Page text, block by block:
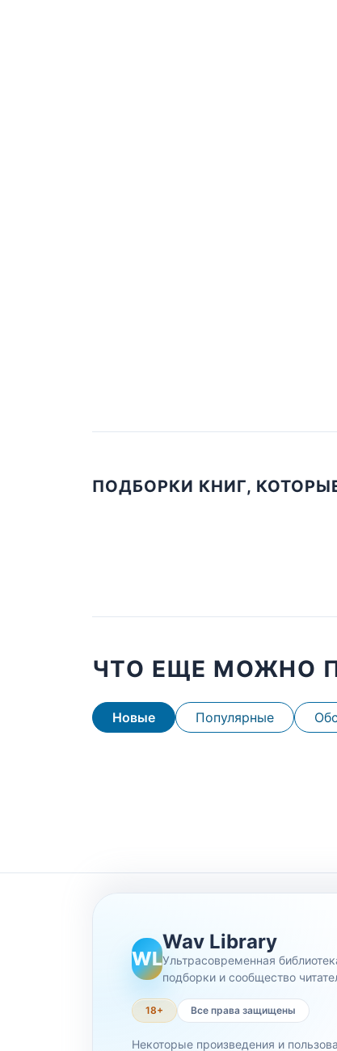
ПОДБОРКИ КНИГ,
ЧТО ЕЩЕ МОЖНО
Новые Популярные
WL
Wav Library
Ультрасовременная
подборки и сообщество
18+ Все права защищены
Некоторые произведения и